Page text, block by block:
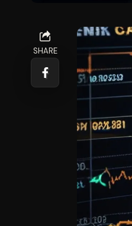
SHARE